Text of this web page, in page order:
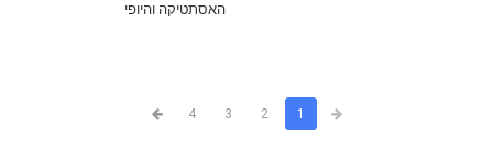
האסתטיקה והיופי
1
2
3
4